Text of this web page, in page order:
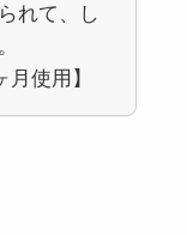
れて、し
月使用】